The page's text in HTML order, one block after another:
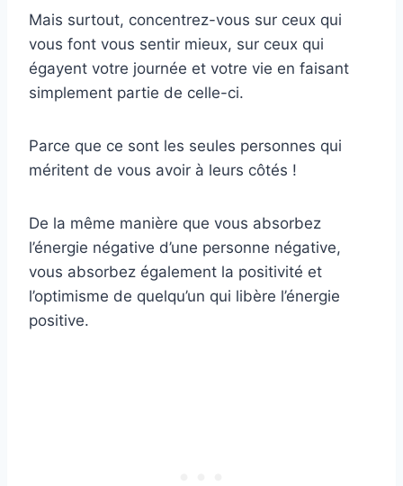
Mais surtout, concentrez-vous sur ceux qui
vous font vous sentir mieux, sur ceux qui
égayent votre journée et votre vie en faisant
simplement partie de celle-ci.
Parce que ce sont les seules personnes qui
méritent de vous avoir à leurs côtés !
De la même manière que vous absorbez
l’énergie négative d’une personne négative,
vous absorbez également la positivité et
l’optimisme de quelqu’un qui libère l’énergie
positive.